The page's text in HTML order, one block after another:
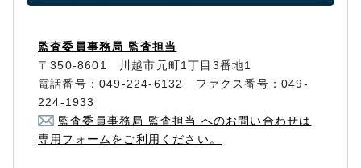
監査委員事務局 監査担当
〒350-8601 川越市元町1丁目3番地1
電話番号：049-224-6132 ファクス番号：049-
224-1933
監査委員事務局 監査担当 へのお問い合わせは
専用フォームをご利用ください。